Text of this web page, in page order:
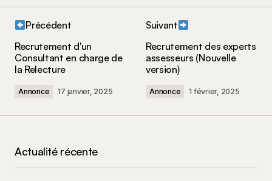
champs obligatoires sont indiqués avec*
Nom*
Précédent
Recrutement d'un
Consultant en charge de
la Relecture
Annonce 17 janvier, 2025
Suivant
Recrutement des experts
assesseurs (Nouvelle
version)
Annonce 1 février, 2025
Actualité récente